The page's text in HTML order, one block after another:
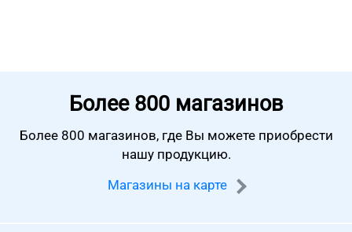
Более 800 магазинов
Более 800 магазинов, где Вы можете приобрести
нашу продукцию.
Магазины на карте